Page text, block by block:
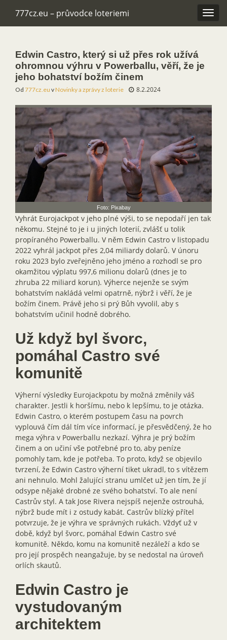
777cz.eu – průvodce loteriemi
Edwin Castro, který si už přes rok užívá
ohromnou výhru v Powerballu, věří, že je
jeho bohatství božím činem
Od 777cz.eu vNovinky a zprávy z loterie 8.2.2024
Foto: Pixabay
Vyhrát Eurojackpot v jeho plné výši, to se nepodaří jen tak
někomu. Stejné to je i u jiných loterií, zvlášť u tolik
propíraného Powerballu. V něm Edwin Castro v listopadu
2022 vyhrál jackpot přes 2,04 miliardy dolarů. V únoru
roku 2023 bylo zveřejněno jeho jméno a rozhodl se pro
okamžitou výplatu 997,6 milionu dolarů (dnes je to
zhruba 22 miliard korun). Výherce nejenže se svým
bohatstvím nakládá velmi opatrně, nýbrž i věří, že je
božím činem. Právě jeho si prý Bůh vyvolil, aby s
bohatstvím učinil hodně dobrého.
Už když byl švorc,
pomáhal Castro své
komunitě
Výherní výsledky Eurojackpotu by možná změnily váš
charakter. Jestli k horšímu, nebo k lepšímu, to je otázka.
Edwin Castro, o kterém postupem času na povrch
vyplouvá čím dál tím více informací, je přesvědčený, že ho
mega výhra v Powerballu nezkazí. Výhra je prý božím
činem a on učiní vše potřebné pro to, aby peníze
pomohly tam, kde je potřeba. To proto, když se objevilo
tvrzení, že Edwin Castro výherní tiket ukradl, to s vítězem
ani nehnulo. Mohl žalující stranu umlčet už jen tím, že jí
odsype nějaké drobné ze svého bohatství. To ale není
Castrův styl. A tak Jose Rivera nejspíš nejenže ostrouhá,
nýbrž bude mít i z ostudy kabát. Castrův blízký přítel
potvrzuje, že je výhra ve správných rukách. Vždyť už v
době, když byl švorc, pomáhal Edwin Castro své
komunitě. Někdo, komu na komunitě nezáleží a kdo se
pro její prospěch neangažuje, by se nedostal na úroveň
orlích skautů.
Edwin Castro je
vystudovaným
architektem